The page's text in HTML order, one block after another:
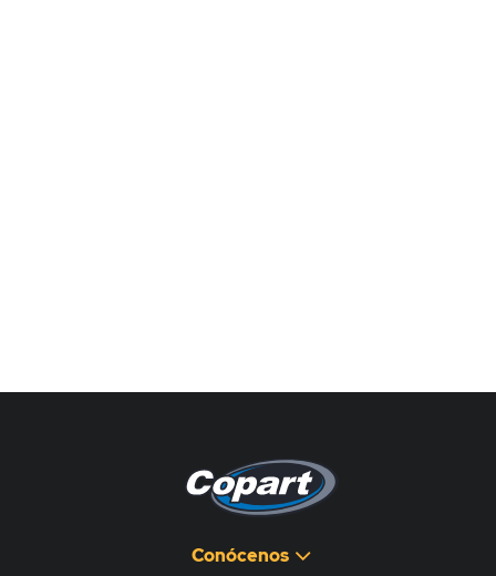
Conócenos